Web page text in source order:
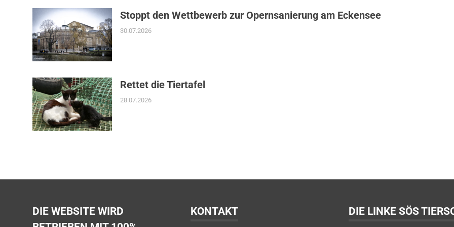
Stoppt den Wettbewerb zur Opernsanierung am Eckensee
30.07.2026
Rettet die Tiertafel
28.07.2026
DIE WEBSITE WIRD
KONTAKT DIE LINKE SÖS